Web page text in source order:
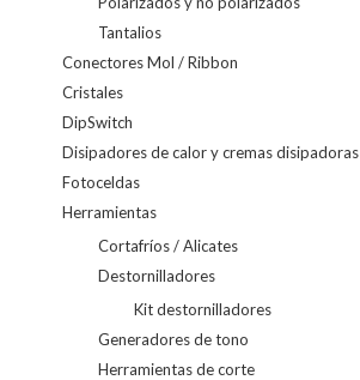
Tantalios
Conectores Mol / Ribbon
Cristales
DipSwitch
Disipadores de calor y cremas disipadoras
Fotoceldas
Herramientas
Cortafríos / Alicates
Destornilladores
Kit destornilladores
Generadores de tono
Herramientas de corte